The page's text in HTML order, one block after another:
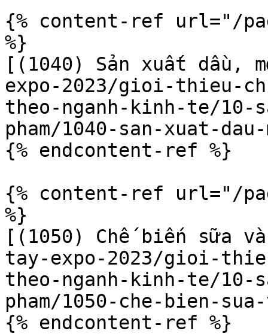
{% content-ref url="/
%}
[(1040) Sản xuất dầu,
expo-2023/gioi-thieu-
theo-nganh-kinh-te/10-
pham/1040-san-xuat-
{% endcontent-ref %}
{% content-ref url="/
%}
[(1050) Chế biến sữa
tay-expo-2023/gioi-
theo-nganh-kinh-te/10-
pham/1050-che-bien-
{% endcontent-ref %}